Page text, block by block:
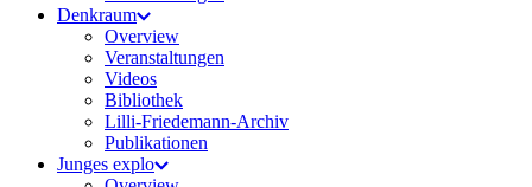
Denkraum
Overview
Veranstaltungen
Videos
Bibliothek
Lilli-Friedemann-Archiv
Publikationen
Junges explo